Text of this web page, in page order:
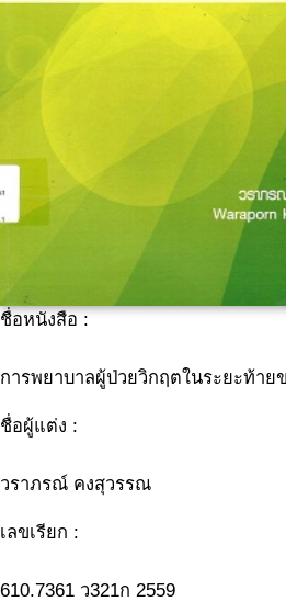
ชื่อหนังสือ :
การพยาบาลผู้ป่วยวิกฤตในระยะท้าย
ชื่อผู้แต่ง :
วราภรณ์ คงสุวรรณ
เลขเรียก :
610.7361 ว321ก 2559